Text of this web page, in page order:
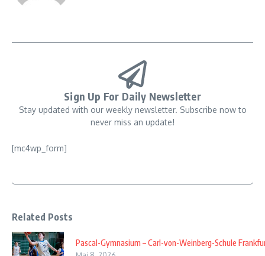
Sign Up For Daily Newsletter
Stay updated with our weekly newsletter. Subscribe now to
never miss an update!
[mc4wp_form]
Related Posts
Pascal-Gymnasium – Carl-von-Weinberg-Schule